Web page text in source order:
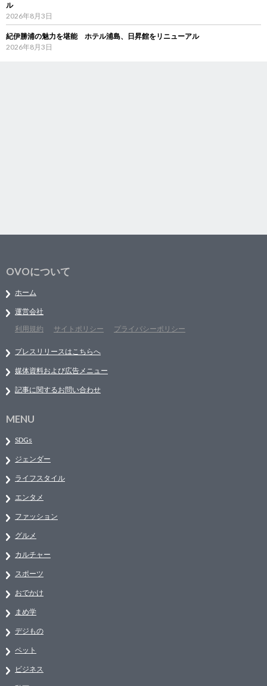
ル
2026年8月3日
紀伊勝浦の魅力を堪能 ホテル浦島、日昇館をリニューアル
2026年8月3日
OVOについて
ホーム
運営会社
利用規約
サイトポリシー プライバシーポリシー
プレスリリースはこちらへ
媒体資料および広告メニュー
記事に関するお問い合わせ
MENU
SDGs
ジェンダー
ライフスタイル
エンタメ
ファッション
グルメ
カルチャー
スポーツ
おでかけ
まめ学
デジもの
ペット
ビジネス